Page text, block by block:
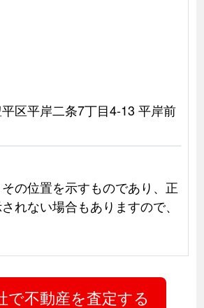
区平岸二条7丁目4-13 平岸前
の位置を示すものであり、正
れない場合もありますので、